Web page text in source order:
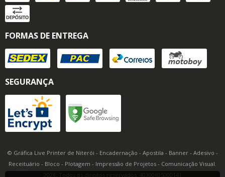
FORMAS DE ENTREGA
SEGURANÇA
© Gráfica Live Printer de Niterói - Encadernação - Apostila - Banner - Adesivo -
Receituário - Bloco - Plotagem - Impressão de Projetos - Comunicação Visual.
2026. Todos os direitos reservados. 40300695000141